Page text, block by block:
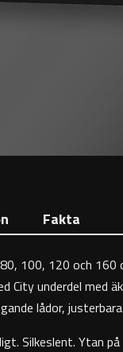
Fakta
100, 120 och
underdel med
lådor,
Silkeslent. Ytan